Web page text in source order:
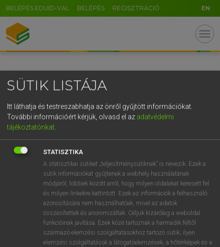
BELÉPÉS EDUID-VAL BELÉPÉS REGISZTRÁCIÓ EN
menu
SÜTIK LISTÁJA
Itt láthatja és testreszabhatja az önről gyűjtött információkat.
További információért kérjük, olvasd el az adatvédelmi
tájékoztatónkat
STATISZTIKA
A statisztikai sütiket „teljesítménysütiknek” is nevezik. Ezek a
sütik információkat gyűjtenek a webhely használatának
módjáról, többek között arról, hogy milyen oldalakat keresett fel
és milyen linkekre kattintott. Ezek az információk a felhasználó
azonosítására nem használhatóak, mivel az adatok
összesítettek és anonimizáltak. Céljuk kizárólag a weboldal
funkcióinak javítása. Ezek közé tartoznak a harmadik féltől
származó elemzési szolgáltatásokhoz tartozó sütik; ilyen
elemzési szolgáltatások a látogatóelemzések, a hőtérképek és a
GR
5
g h k l
v b n m , . - AltGr